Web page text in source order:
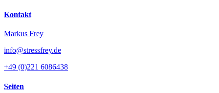
Kontakt
Markus Frey
info@stressfrey.de
+49 (0)221 6086438
Seiten